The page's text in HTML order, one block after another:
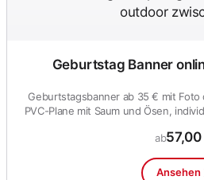
Geburtstag Banner
Geburtstagsbanner ab 35 € mit
PVC-Plane mit Saum und Ösen,
ab57,00
Ansehen